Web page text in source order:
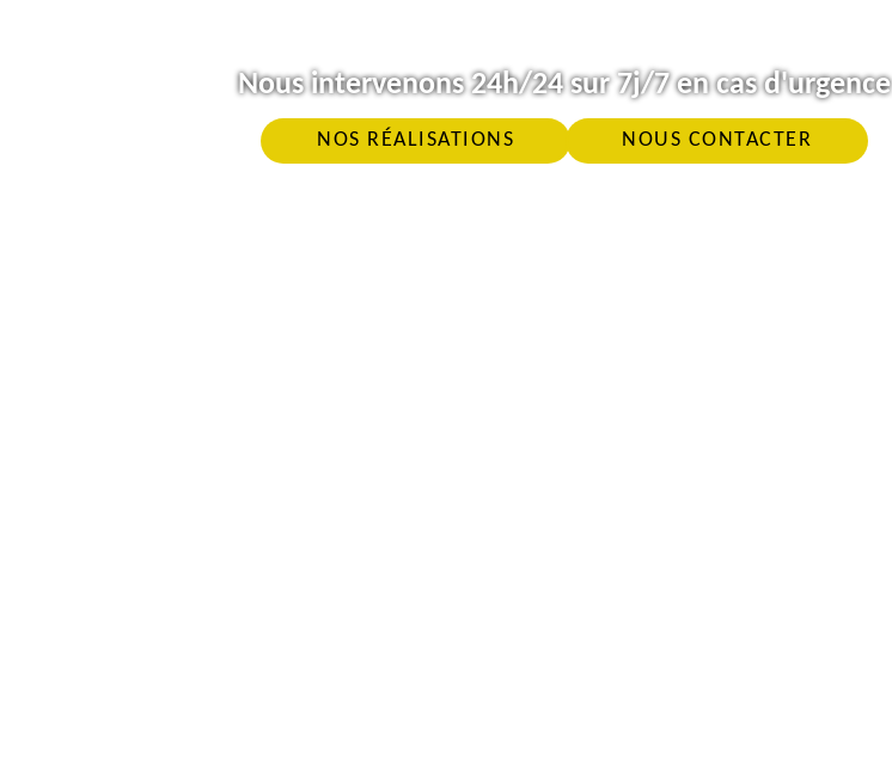
Nous intervenons 24h/24 sur 7j/7 en cas d'urgence
NOS RÉALISATIONS NOUS CONTACTER